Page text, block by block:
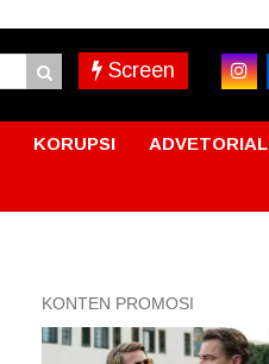
Screen
KORUPSI ADVETORIAL